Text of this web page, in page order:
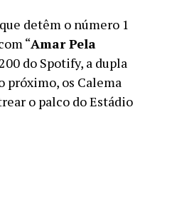
detêm o número 1
“Amar Pela
do Spotify, a dupla
próximo, os Calema
o palco do Estádio